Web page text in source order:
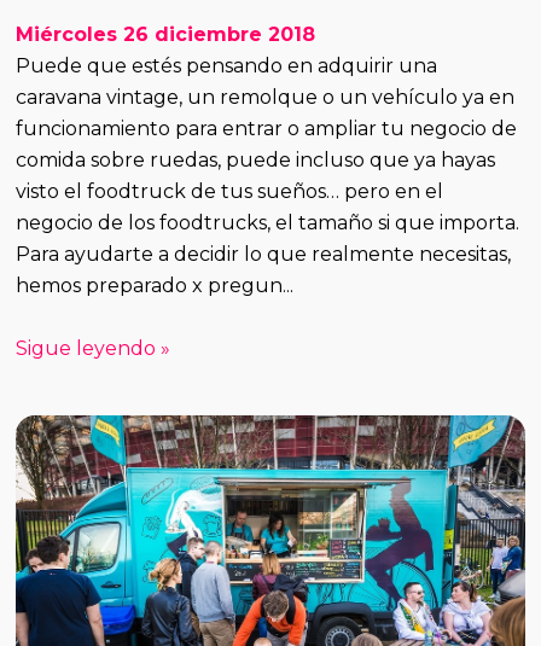
Miércoles 26 diciembre 2018
Puede que estés pensando en adquirir una
caravana vintage, un remolque o un vehículo ya en
funcionamiento para entrar o ampliar tu negocio de
comida sobre ruedas, puede incluso que ya hayas
visto el foodtruck de tus sueños… pero en el
negocio de los foodtrucks, el tamaño si que importa.
Para ayudarte a decidir lo que realmente necesitas,
hemos preparado x pregun...
Sigue leyendo »